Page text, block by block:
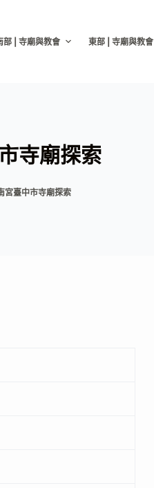
部 | 寺廟與教會 東部 | 寺廟與教會
寺廟探索
宮臺中市寺廟探索